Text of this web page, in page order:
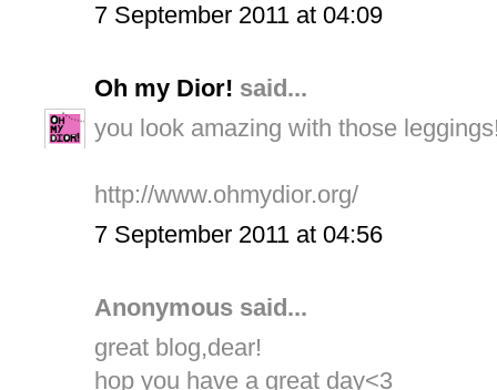
7 September 2011 at 04:09
Oh my Dior! said...
you look amazing with those
http://www.ohmydior.org/
7 September 2011 at 04:56
Anonymous said...
great blog,dear!
hop you have a great day<3